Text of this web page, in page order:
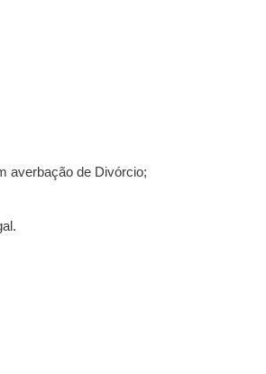
averbação de Divórcio;